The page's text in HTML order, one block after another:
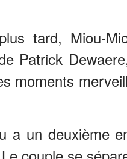
tard, Miou-
Patrick
moments
a un deuxième